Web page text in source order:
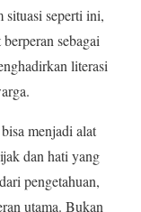
situasi seperti ini,
sebagai
literasi
menjadi alat
dan hati yang
pengetahuan,
utama. Bukan